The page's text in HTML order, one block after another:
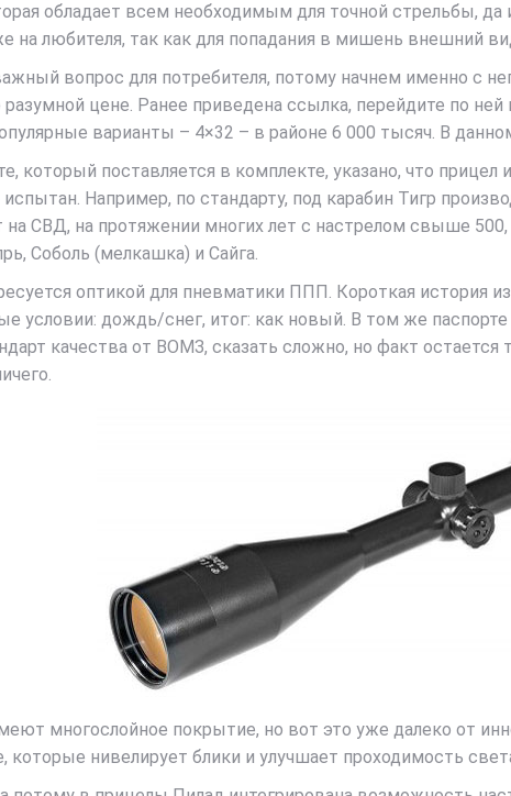
обладает всем необходимым для точной стрельбы,
любителя, так как для попадания в мишень внешний
вопрос для потребителя, потому начнем именно с
цене. Ранее приведена ссылка, перейдите по ней
варианты – 4×32 – в районе 6 000 тысяч. В
который поставляется в комплекте, указано, что
испытан. Например, по стандарту, под карабин Тигр
СВД, на протяжении многих лет с настрелом свыше 500,
Соболь (мелкашка) и Сайга.
оптикой для пневматики ППП. Короткая история
условии: дождь/снег, итог: как новый. В том же
качества от ВОМЗ, сказать сложно, но факт
многослойное покрытие, но вот это уже далеко от
которые нивелирует блики и улучшает проходимость